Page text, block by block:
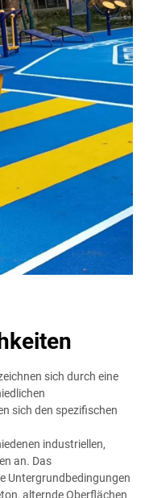
sich durch eine
sich den spezifischen
industriellen,
an. Das
Untergrundbedingungen
alternde Oberflächen